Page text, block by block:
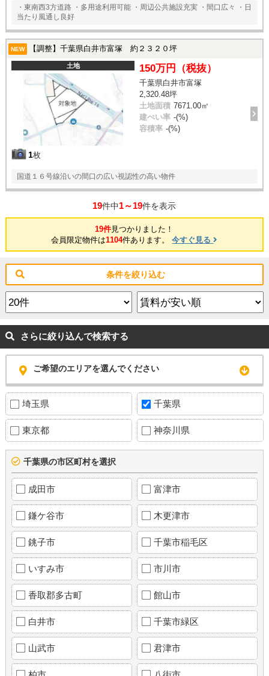
・東南西3方道路 ・多用途利用可能 ・周辺公共施設充実 ・間口広々 ・日
当たり風通し良好
NEW 【調整】千葉県白井市富塚 約２３２０坪
土地
1枚
150万円（税抜）
千葉県白井市富塚
2,320.48坪
土地面積 7671.00㎡
建ぺい率 -(%)
容積率 -(%)
国道１６号線沿いの間口の広い視認性の高い物件
19件中1～19件を表示
19件見つかりました！
会員限定物件は1104件あります。今すぐ見る
条件を絞り込む
さらに絞り込んで検索する
ご希望のエリアを選んでください
埼玉県 千葉県
東京都 神奈川県
千葉県の市区町村を選択
成田市 富津市
鎌ケ谷市 木更津市
銚子市 千葉市稲毛区
いすみ市 市川市
香取郡多古町 館山市
白井市 千葉市緑区
山武市 君津市